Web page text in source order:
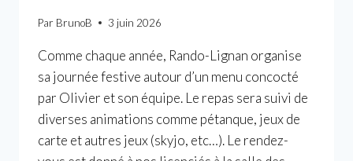
Par BrunoB 3 juin 2026
Comme chaque année, Rando-Lignan organise
sa journée festive autour d’un menu concocté
par Olivier et son équipe. Le repas sera suivi de
diverses animations comme pétanque, jeux de
carte et autres jeux (skyjo, etc…). Le rendez-